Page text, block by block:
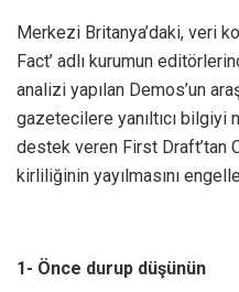
Merkezi Britanya’daki, veri
Fact’ adlı kurumun
analizi yapılan Demos’un
gazetecilere yanıltıcı bilgiyi
destek veren First Draft’tan
kirliliğinin yayılmasını
1- Önce durup düşünün